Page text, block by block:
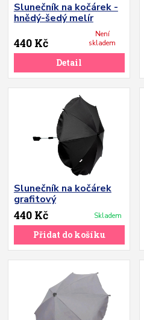
Slunečník na kočárek -
hnědý-šedý melír
440 Kč
Není
skladem
Detail
Slunečník na kočárek
grafitový
440 Kč Skladem
Přidat do košíku